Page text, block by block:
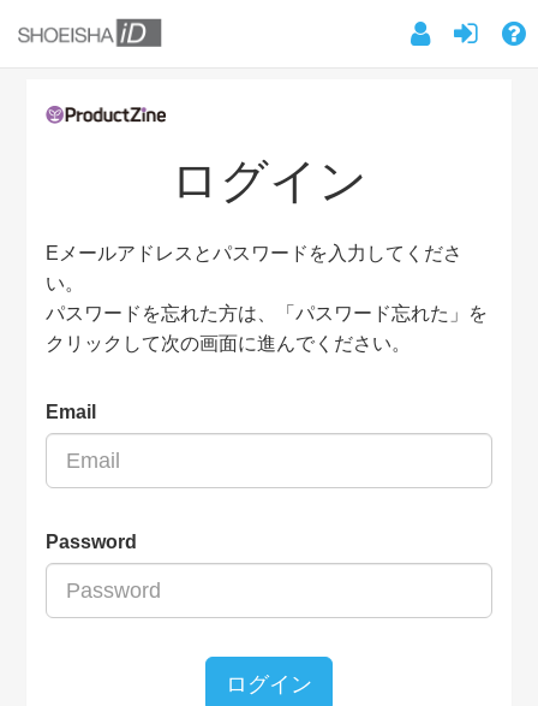
ログイン
Eメールアドレスとパスワードを入力してくださ
い。
パスワードを忘れた方は、「パスワード忘れた」を
クリックして次の画面に進んでください。
Email
Password
ログイン